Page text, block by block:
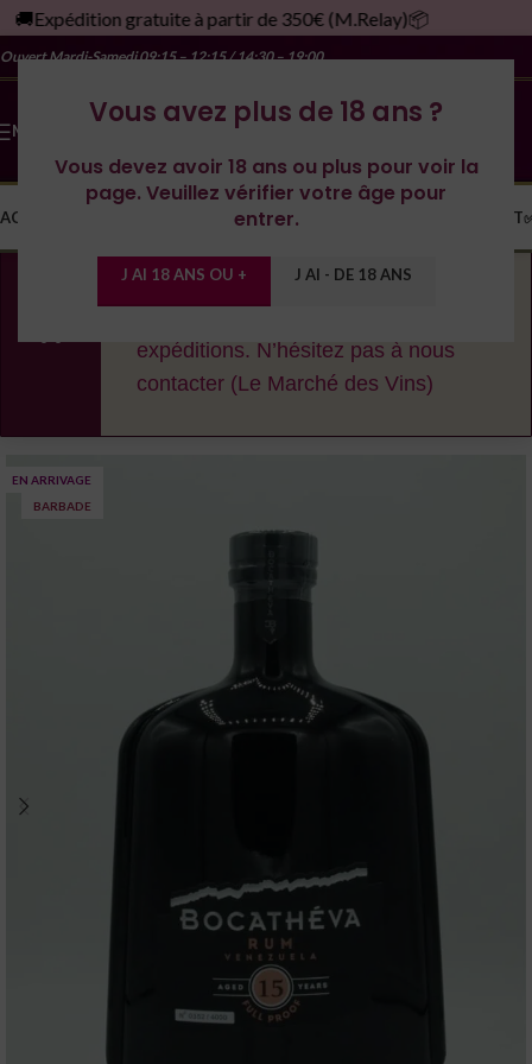
Vous avez plus de 18 ans ?
Vous devez avoir 18 ans ou plus pour voir la
page. Veuillez vérifier votre âge pour
entrer.
J AI 18 ANS OU + J AI - DE 18 ANS
gratuite à partir de 350€ (M.Relay)📦
Ouvert Mardi-Samedi09:15 – 12:15 / 14:30 – 19:00
MENU
ACCUEIL LES DOMAINESYONNE CONTACT
En cas de fortes chaleurs, nous nous
expéditions. N’hésitez pas à nous
contacter (Le Marché des Vins)
EN ARRIVAGE
BARBADE